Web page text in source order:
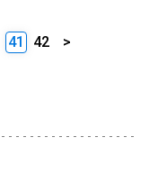
41 42 >